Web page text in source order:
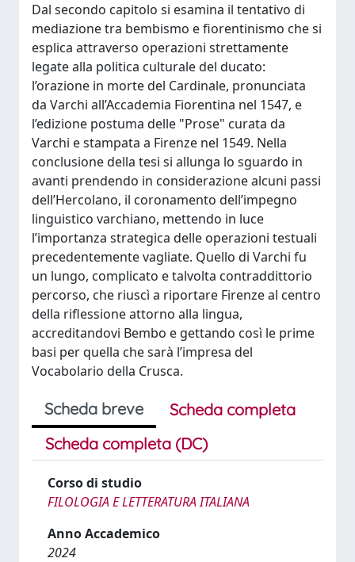
Dal secondo capitolo si esamina il tentativo di
mediazione tra bembismo e fiorentinismo che si
esplica attraverso operazioni strettamente
legate alla politica culturale del ducato:
l’orazione in morte del Cardinale, pronunciata
da Varchi all’Accademia Fiorentina nel 1547, e
l’edizione postuma delle "Prose" curata da
Varchi e stampata a Firenze nel 1549. Nella
conclusione della tesi si allunga lo sguardo in
avanti prendendo in considerazione alcuni passi
dell’Hercolano, il coronamento dell’impegno
linguistico varchiano, mettendo in luce
l’importanza strategica delle operazioni testuali
precedentemente vagliate. Quello di Varchi fu
un lungo, complicato e talvolta contraddittorio
percorso, che riuscì a riportare Firenze al centro
della riflessione attorno alla lingua,
accreditandovi Bembo e gettando così le prime
basi per quella che sarà l’impresa del
Vocabolario della Crusca.
Scheda breve
Scheda completa
Scheda completa (DC)
Corso di studio
FILOLOGIA E LETTERATURA ITALIANA
Anno Accademico
2024